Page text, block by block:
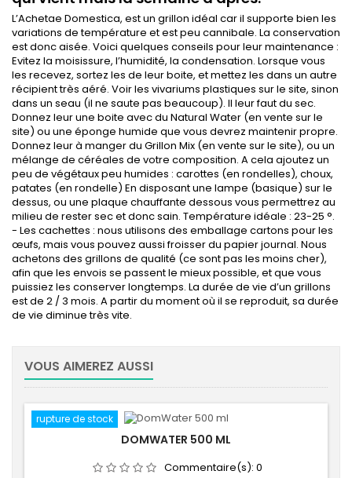
L’Achetae Domestica, est un grillon idéal car il supporte bien les
variations de température et est peu cannibale. La conservation
est donc aisée. Voici quelques conseils pour leur maintenance :
Evitez la moisissure, l’humidité, la condensation. Lorsque vous
les recevez, sortez les de leur boite, et mettez les dans un autre
récipient très aéré. Voir les vivariums plastiques sur le site, sinon
dans un seau (il ne saute pas beaucoup). Il leur faut du sec.
Donnez leur une boite avec du Natural Water (en vente sur le
site) ou une éponge humide que vous devrez maintenir propre.
Donnez leur à manger du Grillon Mix (en vente sur le site), ou un
mélange de céréales de votre composition. A cela ajoutez un
peu de végétaux peu humides : carottes (en rondelles), choux,
patates (en rondelle) En disposant une lampe (basique) sur le
dessus, ou une plaque chauffante dessous vous permettrez au
milieu de rester sec et donc sain. Température idéale : 23-25 °.
- Les cachettes : nous utilisons des emballage cartons pour les
œufs, mais vous pouvez aussi froisser du papier journal. Nous
achetons des grillons de qualité (ce sont pas les moins cher),
afin que les envois se passent le mieux possible, et que vous
puissiez les conserver longtemps. La durée de vie d’un grillons
est de 2 / 3 mois. A partir du moment où il se reproduit, sa durée
de vie diminue très vite.
VOUS AIMEREZ AUSSI
rupture de stock
DOMWATER 500 ML
Commentaire(s): 0